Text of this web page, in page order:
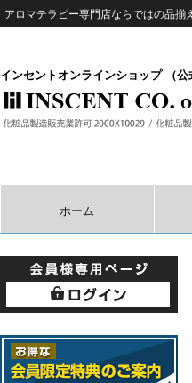
アロマテラピー専門店ならではの品揃
インセントオンラインショップ （公
ホーム